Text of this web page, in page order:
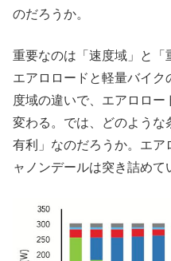
のだろうか。
重要なのは「速度域」と「
エアロロードと軽量バイ
度域の違いで、エアロロ
変わる。では、どのよう
有利」なのだろうか。エア
ャノンデールは突き詰めて